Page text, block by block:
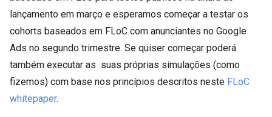
lançamento em março e esperamos começar a testar os
cohorts baseados em FLoC com anunciantes no Google
Ads no segundo trimestre. Se quiser começar poderá
também executar as suas próprias simulações (como
fizemos) com base nos princípios descritos neste FLoC
whitepaper.